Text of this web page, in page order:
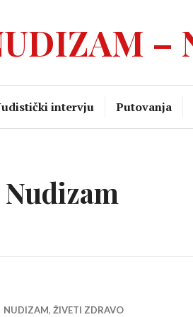
–
intervju Putovanja
Nudizam
NUDIZAM, ŽIVETI ZDRAVO